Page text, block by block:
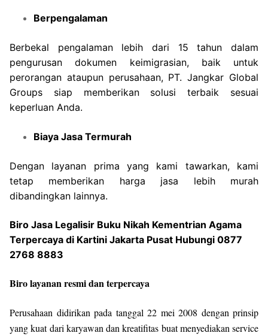
Berpengalaman
Berbekal pengalaman lebih dari 15 tahun dalam
pengurusan dokumen keimigrasian, baik untuk
perorangan ataupun perusahaan, PT. Jangkar Global
Groups siap memberikan solusi terbaik sesuai
keperluan Anda.
Biaya Jasa Termurah
Dengan layanan prima yang kami tawarkan, kami
tetap memberikan harga jasa lebih murah
dibandingkan lainnya.
Biro Jasa Legalisir Buku Nikah Kementrian Agama
Terpercaya di Kartini Jakarta Pusat Hubungi 0877
2768 8883
Biro layanan resmi dan terpercaya
Perusahaan didirikan pada tanggal 22 mei 2008 dengan prinsip
yang kuat dari karyawan dan kreatifitas buat menyediakan service